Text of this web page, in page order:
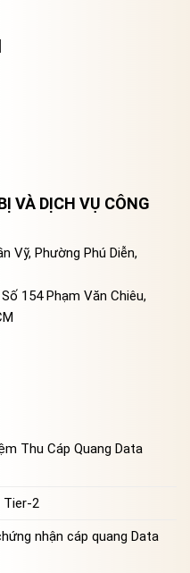
VÀ DỊCH VỤ CÔNG
Vỹ, Phường Phú Diễn,
154 Phạm Văn Chiêu,
Thu Cáp Quang Data
Tier-2
nhận cáp quang Data